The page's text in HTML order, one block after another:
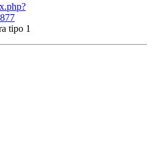
tipo 1